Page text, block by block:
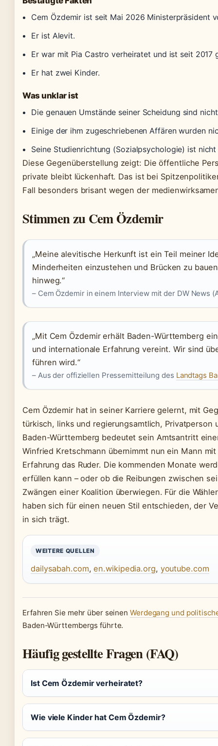
Cem Özdemir ist seit Mai 2026 Ministerpräsident
Er ist Alevit.
Er war mit Pia Castro verheiratet und ist seit 2017
Er hat zwei Kinder.
Was unklar ist
Die genauen Umstände seiner Scheidung sind
Einige der ihm zugeschriebenen Affären wurden
Seine Studienrichtung (Sozialpsychologie) ist
Diese Gegenüberstellung zeigt: Die öffentliche
private bleibt lückenhaft. Das ist bei
Fall besonders brisant wegen der
Stimmen zu Cem Özdemir
„Meine alevitische Herkunft ist ein Teil meiner
Minderheiten einzustehen und Brücken zu
hinweg.“
– Cem Özdemir in einem Interview mit der DW News
„Mit Cem Özdemir erhält Baden-Württemberg
und internationale Erfahrung vereint. Wir sind
führen wird.“
– Aus der offiziellen Pressemitteilung des Landtags
Cem Özdemir hat in seiner Karriere gelernt, mit
türkisch, links und regierungsamtlich, Privatperson
Baden-Württemberg bedeutet sein Amtsantritt
Winfried Kretschmann übernimmt nun ein Mann
Erfahrung das Ruder. Die kommenden Monate
erfüllen kann – oder ob die Reibungen zwischen
Zwängen einer Koalition überwiegen. Für die
haben sich für einen neuen Stil entschieden, der
in sich trägt.
WEITERE QUELLEN
dailysabah.com,en.wikipedia.org, youtube.com
Erfahren Sie mehr über seinen Werdegang und
Baden-Württembergs führte.
Häufig gestellte Fragen (FAQ)
Ist Cem Özdemir verheiratet?
Wie viele Kinder hat Cem Özdemir?